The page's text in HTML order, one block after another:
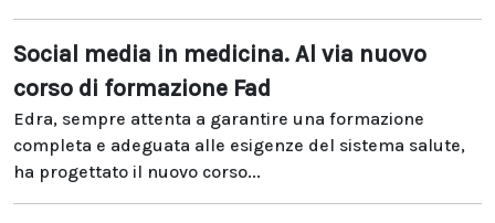
Social media in medicina. Al via nuovo
corso di formazione Fad
Edra, sempre attenta a garantire una formazione
completa e adeguata alle esigenze del sistema salute,
ha progettato il nuovo corso...